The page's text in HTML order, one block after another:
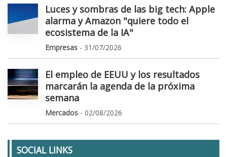
Luces y sombras de las big tech: Apple
alarma y Amazon "quiere todo el
ecosistema de la IA"
Empresas - 31/07/2026
El empleo de EEUU y los resultados
marcarán la agenda de la próxima
semana
Mercados - 02/08/2026
SOCIAL LINKS